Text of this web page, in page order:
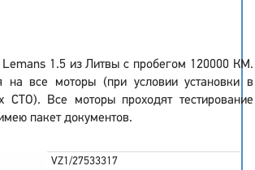
1.5 из Литвы с пробегом 120000 КМ.
на все моторы (при условии установки в
СТО). Все моторы проходят тестирование
пакет документов.
VZ1/27533317